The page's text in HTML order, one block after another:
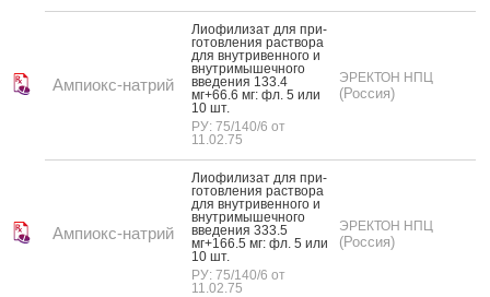
Ампиокс-натрий
Ли­офи­лизат для при­
готов­ле­ния рас­тво­ра
для внут­ри­вен­но­го и
внут­ри­мышеч­но­го
вве­дения 133.4
мг+66.6 мг: фл. 5 или
10 шт.
РУ: 75/140/6 от
11.02.75
ЭРЕКТОН НПЦ
(Россия)
Ампиокс-натрий
Ли­офи­лизат для при­
готов­ле­ния рас­тво­ра
для внут­ри­вен­но­го и
внут­ри­мышеч­но­го
вве­дения 333.5
мг+166.5 мг: фл. 5 или
10 шт.
РУ: 75/140/6 от
11.02.75
ЭРЕКТОН НПЦ
(Россия)